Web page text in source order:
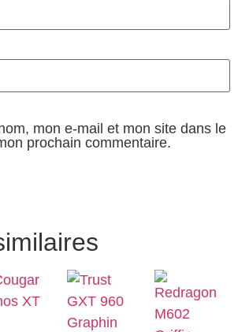
mon e-mail et mon site dans le
prochain commentaire.